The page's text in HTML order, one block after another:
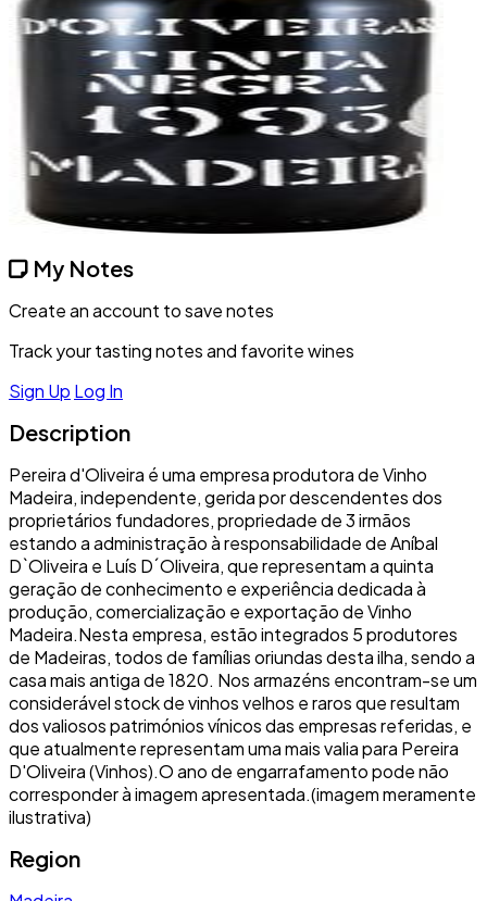
My Notes
Create an account to save notes
Track your tasting notes and favorite wines
Sign Up Log In
Description
Pereira d'Oliveira é uma empresa produtora de Vinho
Madeira, independente, gerida por descendentes dos
proprietários fundadores, propriedade de 3 irmãos
estando a administração à responsabilidade de Aníbal
D`Oliveira e Luís D´Oliveira, que representam a quinta
geração de conhecimento e experiência dedicada à
produção, comercialização e exportação de Vinho
Madeira.Nesta empresa, estão integrados 5 produtores
de Madeiras, todos de famílias oriundas desta ilha, sendo a
casa mais antiga de 1820. Nos armazéns encontram-se um
considerável stock de vinhos velhos e raros que resultam
dos valiosos patrimónios vínicos das empresas referidas, e
que atualmente representam uma mais valia para Pereira
D'Oliveira (Vinhos).O ano de engarrafamento pode não
corresponder à imagem apresentada.(imagem meramente
ilustrativa)
Region